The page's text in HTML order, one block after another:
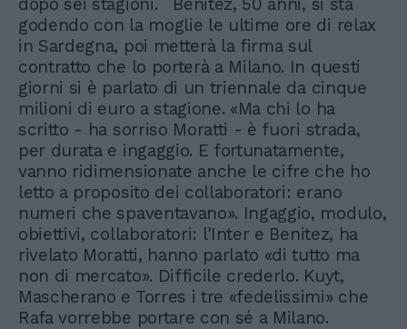
godendo con la moglie le ultime ore di relax
in Sardegna, poi metterà la firma sul
contratto che lo porterà a Milano. In questi
giorni si è parlato di un triennale da cinque
milioni di euro a stagione. «Ma chi lo ha
scritto - ha sorriso Moratti - è fuori strada,
per durata e ingaggio. E fortunatamente,
vanno ridimensionate anche le cifre che ho
letto a proposito dei collaboratori: erano
numeri che spaventavano». Ingaggio, modulo,
obiettivi, collaboratori: l'Inter e Benitez, ha
rivelato Moratti, hanno parlato «di tutto ma
non di mercato». Difficile crederlo. Kuyt,
Mascherano e Torres i tre «fedelissimi» che
Rafa vorrebbe portare con sé a Milano.